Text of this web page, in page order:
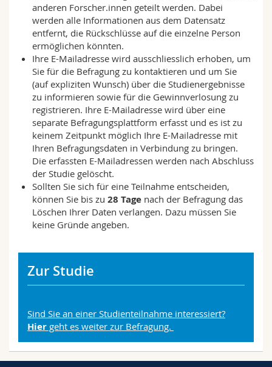
anderen Forscher.innen geteilt werden. Dabei
werden alle Informationen aus dem Datensatz
entfernt, die Rückschlüsse auf die einzelne Person
ermöglichen könnten.
Ihre E-Mailadresse wird ausschliesslich erhoben, um
Sie für die Befragung zu kontaktieren und um Sie
(auf expliziten Wunsch) über die Studienergebnisse
zu informieren sowie für die Gewinnverlosung zu
registrieren. Ihre E-Mailadresse wird über eine
separate Befragungsplattform erfasst und es ist zu
keinem Zeitpunkt möglich Ihre E-Mailadresse mit
Ihren Befragungsdaten in Verbindung zu bringen.
Die erfassten E-Mailadressen werden nach Abschluss
der Studie gelöscht.
Sollten Sie sich für eine Teilnahme entscheiden,
können Sie bis zu 28 Tagenach der Befragung das
Löschen Ihrer Daten verlangen. Dazu müssen Sie
keine Gründe angeben.
Zur Studie
Sind Sie an einer Studienteilnahme interessiert?
Hier geht es weiter zur Befragung.